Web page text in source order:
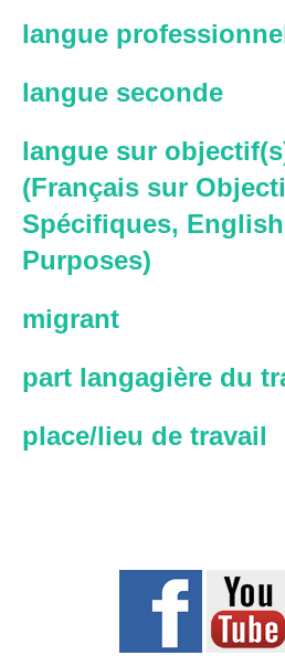
langue
langue seconde
langue sur
(Français sur
Spécifiques,
Purposes)
migrant
part langagière du
place/lieu de travail